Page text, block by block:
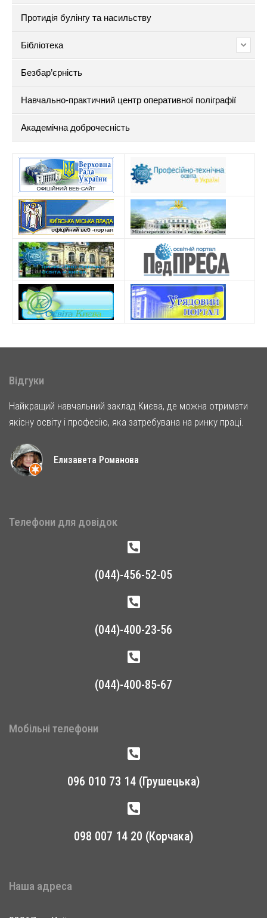
Протидія булінгу та насильству
Бібліотека
Безбар’єрність
Навчально-практичний центр оперативної поліграфії
Академічна доброчесність
Відгуки
Найкращий навчальний заклад Києва, де можна отримати
якісну освіту і професію, яка затребувана на ринку праці.
Елизавета Романова
Телефони для довідок
(044)-456-52-05
(044)-400-23-56
(044)-400-85-67
Мобільні телефони
096 010 73 14 (Грушецька)
098 007 14 20 (Корчака)
Наша адреса